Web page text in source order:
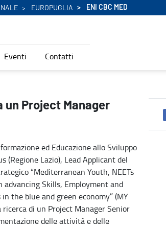
EUROPUGLIA ENI CBC MED
Eventi Contatti
un Project Manager
ed Educazione allo Sviluppo
(Regione Lazio), Lead Applicant del
“Mediterranean Youth, NEETs
advancing Skills, Employment and
the blue and green economy” (MY
ricerca di un Project Manager Senior
delle attività e delle